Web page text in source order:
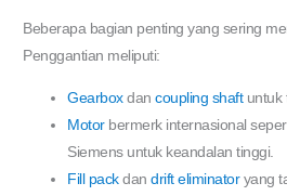
Beberapa bagian penting yang sering
Penggantian meliputi:
Gearboxdancoupling shaftuntuk
Motorbermerk internasional
Siemens untuk keandalan tinggi.
Fill packdandrift eliminatoryang